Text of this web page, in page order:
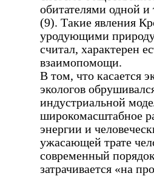
обитателями одной и
(9). Такие явления
уродующими природу
считал, характерен
взаимопомощи.
В том, что касается
экологов
индустриальной
широкомасштабное
энергии и
ужасающей трате
современный
затрачивается «на